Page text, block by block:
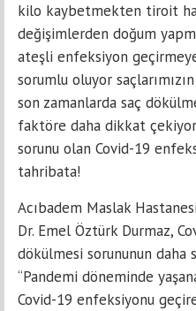
kilo kaybetmekten tiroit
değişimlerden doğum
ateşli enfeksiyon
sorumlu oluyor
son zamanlarda saç
faktöre daha dikkat
sorunu olan Covid-19
tahribata!
Acıbadem Maslak
Dr. Emel Öztürk Durmaz,
dökülmesi sorununun daha
“Pandemi döneminde
Covid-19 enfeksiyonu